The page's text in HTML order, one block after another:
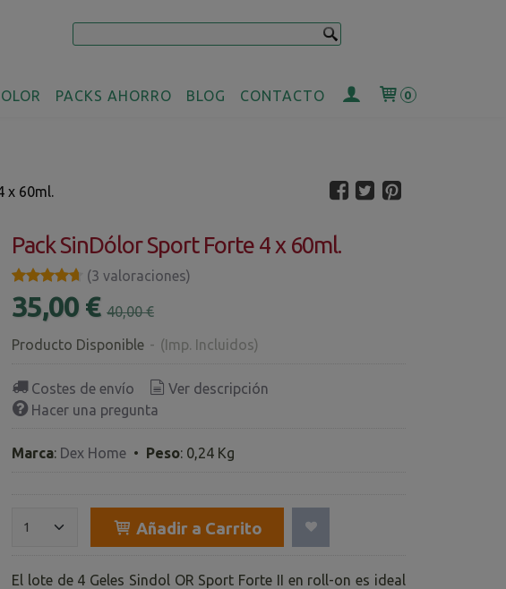
PACKS AHORRO BLOG CONTACTO 0
x 60ml.
Pack SinDólor Sport Forte 4 x 60ml.
★★★★★
★★★★★ (3 valoraciones)
35,00 € 40,00 €
Producto Disponible - (Imp. Incluidos)
Costes de envío
Ver descripción
Hacer una pregunta
Marca: Dex Home • Peso: 0,24 Kg
Añadir a Carrito
El lote de 4 Geles Sindol OR Sport Forte II en roll-on es ideal